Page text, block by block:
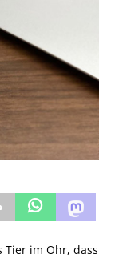
Tier im Ohr, dass